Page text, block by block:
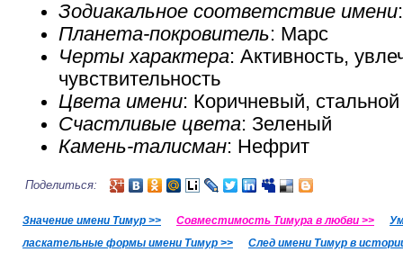
Зодиакальное соответствие имени
Планета-покровитель: Марс
Черты характера: Активность,
чувствительность
Цвета имени: Коричневый, стальной
Счастливые цвета: Зеленый
Камень-талисман: Нефрит
Поделиться:
Значение имени Тимур >> Совместимость Тимура в любви >>
ласкательные формы имени Тимур >>
След имени Тимур в